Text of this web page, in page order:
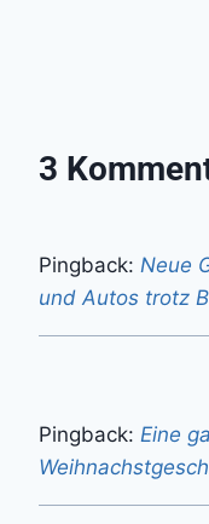
3
Pingback: Neue
und Autos trotz
Pingback: Eine